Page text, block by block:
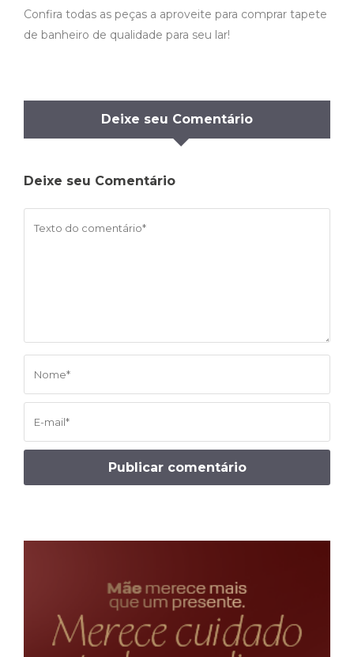
Confira todas as peças a aproveite para comprar tapete
de banheiro de qualidade para seu lar!
Deixe seu Comentário
Deixe seu Comentário